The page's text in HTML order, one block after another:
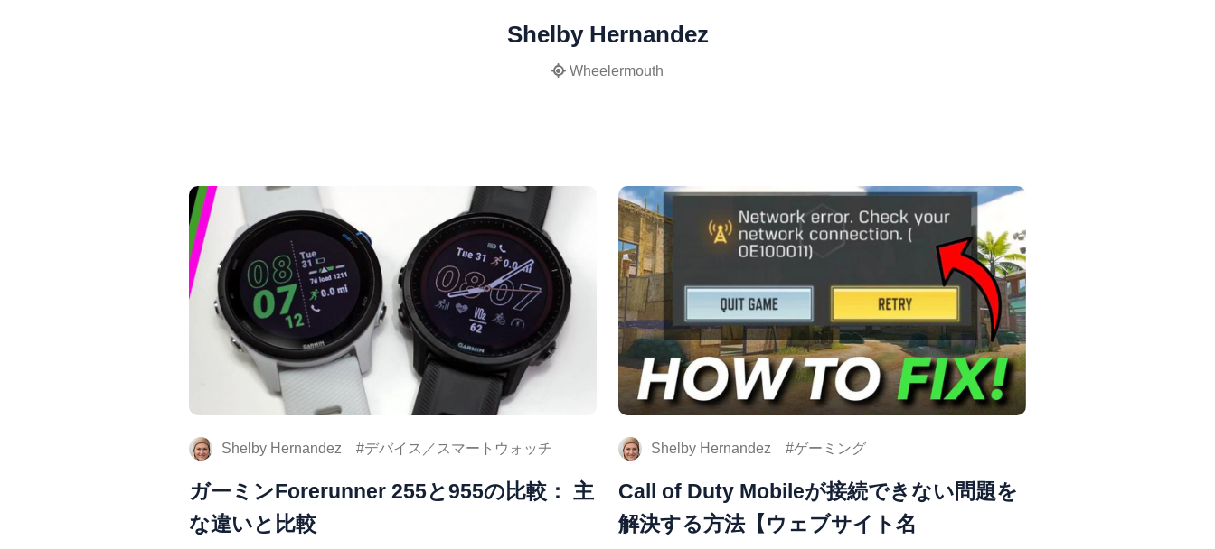
Shelby Hernandez
Wheelermouth
Shelby Hernandez デバイス／スマートウォッチ
ガーミンForerunner 255と955の比較： 主
な違いと比較
Shelby Hernandez ゲーミング
Call of Duty Mobileが接続できない問題を
解決する方法【ウェブサイト名